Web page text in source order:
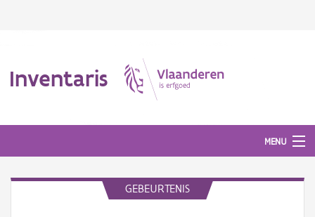
Inventaris
MENU
GEBEURTENIS